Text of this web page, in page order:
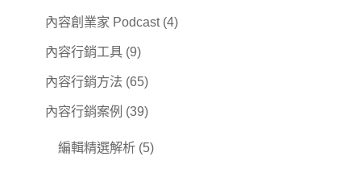
內容創業家 Podcast(4)
內容行銷工具 (9)
內容行銷方法 (65)
內容行銷案例 (39)
編輯精選解析 (5)